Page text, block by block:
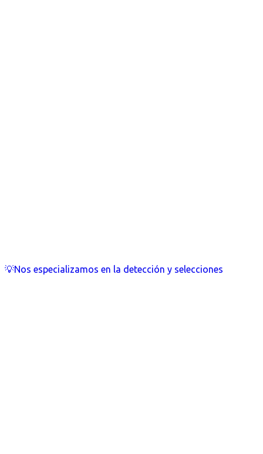
💡Nos especializamos en la detección y selecciones